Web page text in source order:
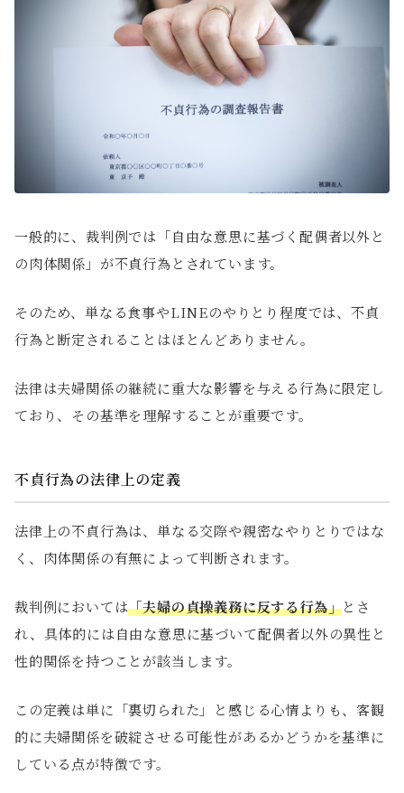
一般的に、裁判例では「自由な意思に基づく配偶者以外と
の肉体関係」が不貞行為とされています。
そのため、単なる食事やLINEのやりとり程度では、不貞
行為と断定されることはほとんどありません。
法律は夫婦関係の継続に重大な影響を与える行為に限定し
ており、その基準を理解することが重要です。
不貞行為の法律上の定義
法律上の不貞行為は、単なる交際や親密なやりとりではな
く、肉体関係の有無によって判断されます。
裁判例においては「夫婦の貞操義務に反する行為」とさ
れ、具体的には自由な意思に基づいて配偶者以外の異性と
性的関係を持つことが該当します。
この定義は単に「裏切られた」と感じる心情よりも、客観
的に夫婦関係を破綻させる可能性があるかどうかを基準に
している点が特徴です。